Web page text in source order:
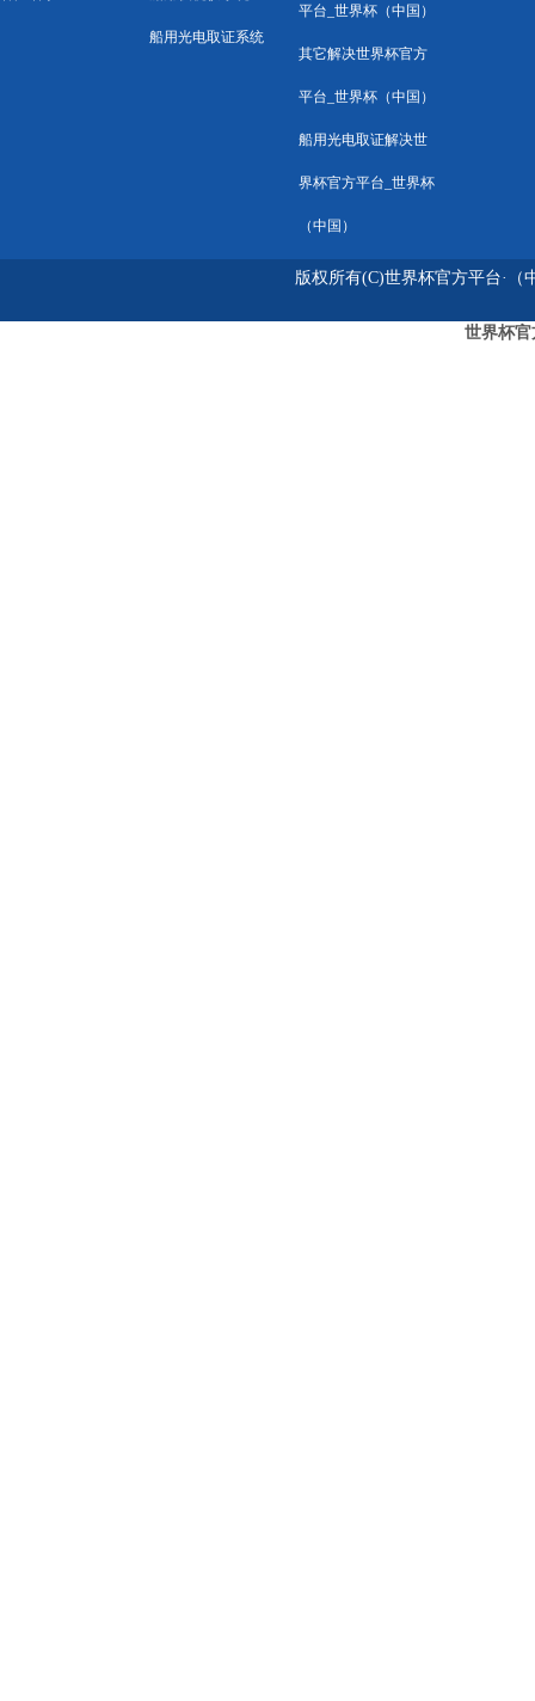
船用光电取证系统
平台_世界杯（中国）
其它解决世界杯官方
平台_世界杯（中国）
船用光电取证解决世
界杯官方平台_世界杯
（中国）
版权所有(C)世界杯官方平台·
世界杯